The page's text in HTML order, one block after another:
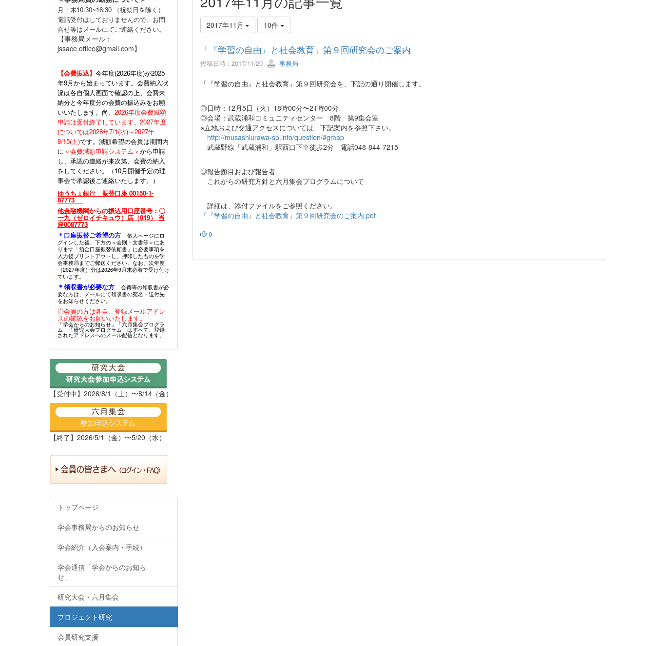
2017年11月 10件
「『学習の自由』と社会教育」第９回研究会のご案内
投稿日時 : 2017/11/20 事務局
「『学習の自由』と社会教育」第９回研究会を、下記の通り開催します。
◎日時：12月5日（火）18時00分〜21時00分
◎会場：武蔵浦和コミュニティセンター 8階 第9集会室
※立地および交通アクセスについては、下記案内を参照下さい。
http://musashiurawa-sp.info/question/#gmap
武蔵野線「武蔵浦和」駅西口下車徒歩2分 電話048-844-7215
◎報告題目および報告者
これからの研究方針と六月集会プログラムについて
詳細は、添付ファイルをご参照ください。
「『学習の自由』と社会教育」第９回研究会のご案内.pdf
0
月・木10:30~16:30 （祝祭日を除く）
電話受付はしておりませんので、お問
合せ等はメールにてご連絡ください。
【事務局メール：
jssace.office@gmail.com】
【会費振込】 今年度(2026年度)が2025
年9月から始まっています。会費納入状
況は各自個人画面で確認の上、会費未
納分と今年度分の会費の振込みをお願
いいたします。尚、 2026年度会費減額
申請は受付終了しています。2027年度
については2026年7/1(水)～2027年
8/15(土)です。減額希望の会員は期間内
に ＜会費減額申請システム＞から申請
し、承認の連絡が来次第、会費の納入
をしてください。（10月開催予定の理
事会で承認後ご連絡いたします。）
ゆうちょ銀行 振替口座 00150-1-
87773
他金融機関からの振込用口座番号：〇
一九（ゼロイチキュウ）店（019） 当
座0087773
＊口座振替ご希望の方
個人ページにロ
グインした後、下方の＜会則・文書等＞にあ
ります「預金口座振替依頼書」に必要事項を
入力後プリントアウトし、押印したものを学
会事務局までご郵送ください。なお、次年度
（2027年度）分は2026年9月末必着で受け付け
ています。
＊領収書が必要な方
会費等の領収書が必
要な方は、メールにて領収書の宛名・送付先
をお知らせください。
◎会員の方は各自、登録メールアドレ
スの確認をお願いいたします。
「学会からのお知らせ」「六月集会プログラ
ム」「研究大会プログラム」はすべて、登録
されたアドレスへのメール配信となります。
【受付中】2026/8/1（土）〜8/14（金）
【終了】2026/5/1（金）〜5/20（水）
トップページ
学会事務局からのお知らせ
学会紹介（入会案内・手続）
学会通信「学会からのお知ら
せ」
研究大会・六月集会
プロジェクト研究
会員研究支援